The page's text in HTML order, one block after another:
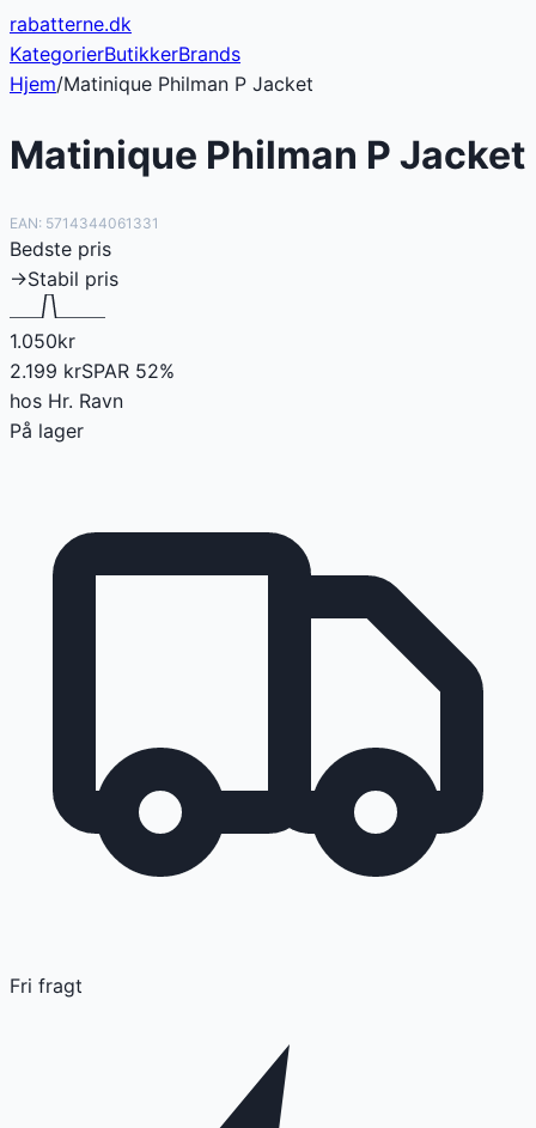
rabatterne.dk
KategorierButikkerBrands
Hjem/Matinique Philman P Jacket
Matinique Philman P Jacket
EAN: 5714344061331
Bedste pris
→Stabil pris
1.050kr
2.199 krSPAR 52%
hos Hr. Ravn
På lager
Fri fragt